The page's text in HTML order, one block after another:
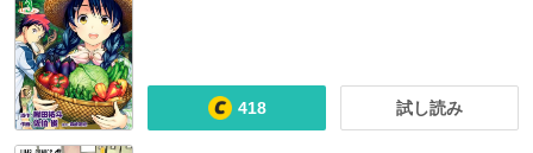
ンマクキネマ 青の列島
418 試し読み